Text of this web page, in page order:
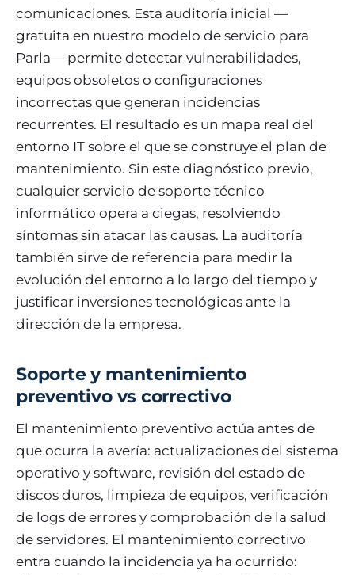
comunicaciones. Esta auditoría inicial —
gratuita en nuestro modelo de servicio para
Parla— permite detectar vulnerabilidades,
equipos obsoletos o configuraciones
incorrectas que generan incidencias
recurrentes. El resultado es un mapa real del
entorno IT sobre el que se construye el plan de
mantenimiento. Sin este diagnóstico previo,
cualquier servicio de soporte técnico
informático opera a ciegas, resolviendo
síntomas sin atacar las causas. La auditoría
también sirve de referencia para medir la
evolución del entorno a lo largo del tiempo y
justificar inversiones tecnológicas ante la
dirección de la empresa.
Soporte y mantenimiento
preventivo vs correctivo
El mantenimiento preventivo actúa antes de
que ocurra la avería: actualizaciones del sistema
operativo y software, revisión del estado de
discos duros, limpieza de equipos, verificación
de logs de errores y comprobación de la salud
de servidores. El mantenimiento correctivo
entra cuando la incidencia ya ha ocurrido: